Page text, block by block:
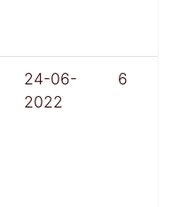
24-06-
2022
6